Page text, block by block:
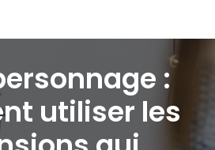
:
utiliser les